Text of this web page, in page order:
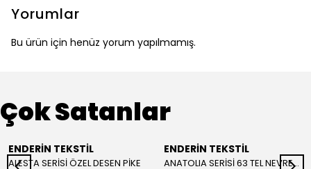
Yorumlar
Bu ürün için henüz yorum yapılmamış.
Çok Satanlar
ENDERİN TEKSTİL
ALESTA SERİSİ ÖZEL DESEN PİKE
ENDERİN TEKSTİL
ANATOLIA SERİSİ 63 TEL NEVRESİM ( YORGAN KILIFI )